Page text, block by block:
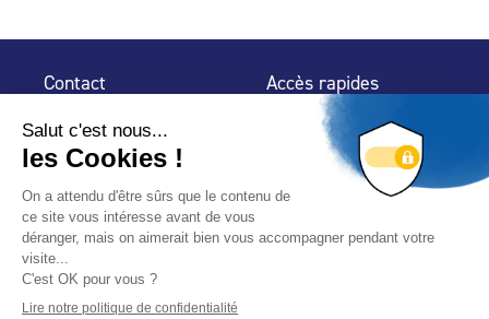
Contact
75 009 Paris
Accès rapides
Espace Presse
Trouver un
professionnel
Nous suivre